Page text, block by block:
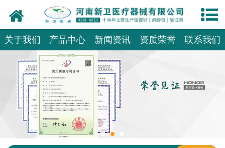
网站首页
走进我们
产品展厅
关于我们 产品中心 新闻资讯 资质荣誉 联系我们